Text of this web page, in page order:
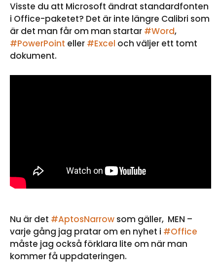
Visste du att Microsoft ändrat standardfonten
i Office-paketet? Det är inte längre Calibri som
är det man får om man startar #Word,
#PowerPoint eller #Excel och väljer ett tomt
dokument.
Nu är det #AptosNarrow som gäller, MEN –
varje gång jag pratar om en nyhet i #Office
måste jag också förklara lite om när man
kommer få uppdateringen.